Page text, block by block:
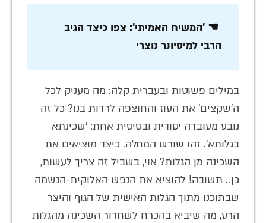
☚ 'המשיח האמיתי': צפו כיצד הגיב
הרבי למיסיונר נוצרי
במילים פשוטות ובעברית קלה: מה מעניק לכל
ה'שקצים' את העוז והחוצפה לרדות בנו? כל זה
נובע מעובדה יסודית ובסיסית אחת: 'שכינתא
בגלותא'. זהו שורש המחלה. כיצד מוציאים את
השכינה מן הגלות? אוי, בשביל זה צריך לעשות,
כן.. תשובה! להוציא את הנפש האלוקית-הנשמה
שבתוכנו מתוך הגלות האישית של הגוף והיצר
הרע, מה שיביא בהכרח לשחרור השכינה מהגלות